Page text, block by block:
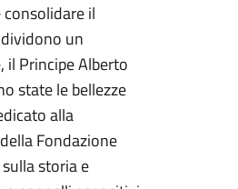
il
un
il Principe Alberto
state le bellezze
alla
Fondazione
storia e